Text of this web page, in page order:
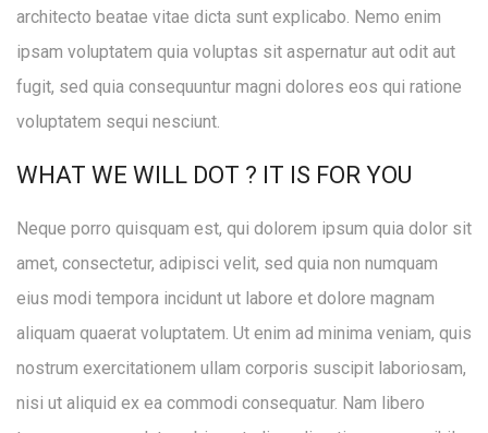
architecto beatae vitae dicta sunt explicabo. Nemo enim
ipsam voluptatem quia voluptas sit aspernatur aut odit aut
fugit, sed quia consequuntur magni dolores eos qui ratione
voluptatem sequi nesciunt.
WHAT WE WILL DOT ? IT IS FOR YOU
Neque porro quisquam est, qui dolorem ipsum quia dolor sit
amet, consectetur, adipisci velit, sed quia non numquam
eius modi tempora incidunt ut labore et dolore magnam
aliquam quaerat voluptatem. Ut enim ad minima veniam, quis
nostrum exercitationem ullam corporis suscipit laboriosam,
nisi ut aliquid ex ea commodi consequatur. Nam libero